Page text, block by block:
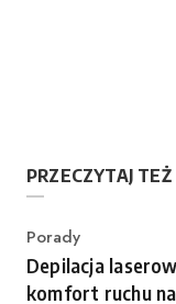
PRZECZYTAJ TEŻ
Category
Porady
Depilacja
komfort ruchu